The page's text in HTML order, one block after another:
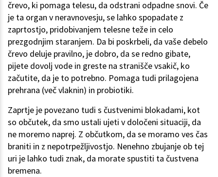
črevo, ki pomaga telesu, da odstrani odpadne snovi. Če
je ta organ v neravnovesju, se lahko spopadate z
zaprtostjo, pridobivanjem telesne teže in celo
prezgodnjim staranjem. Da bi poskrbeli, da vaše debelo
črevo deluje pravilno, je dobro, da se redno gibate,
pijete dovolj vode in greste na stranišče vsakič, ko
začutite, da je to potrebno. Pomaga tudi prilagojena
prehrana (več vlaknin) in probiotiki.
Zaprtje je povezano tudi s čustvenimi blokadami, kot
so občutek, da smo ustali ujeti v določeni situaciji, da
ne moremo naprej. Z občutkom, da se moramo ves čas
braniti in z nepotrpežljivostjo. Nenehno zbujanje ob tej
uri je lahko tudi znak, da morate spustiti ta čustvena
bremena.